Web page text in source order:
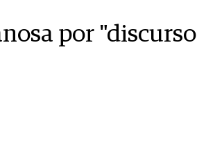
por "discurso